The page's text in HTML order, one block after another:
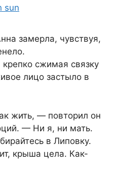
sun
замерла, чувствуя,
сжимая связку
лицо застыло в
жить, — повторил он
— Ни я, ни мать.
в Липовку.
крыша цела. Как-